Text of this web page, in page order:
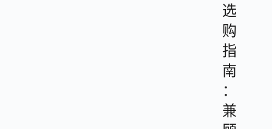
选
购
指
南
：
兼